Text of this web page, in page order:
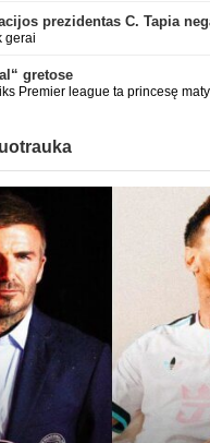
gerai
gretose
Premier league ta princesę